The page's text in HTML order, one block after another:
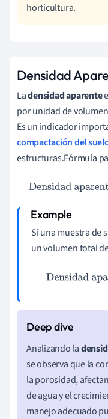
horticultura.
Densidad
Ladensidad aparente
por unidad de
Es un indicador
compactación del
estructuras.Fórmula
Densidad aparente=
Si una muestra de
un volumen total
Densidad
Analizando la
se observa que la
la porosidad,
de agua y el
manejo adecuado